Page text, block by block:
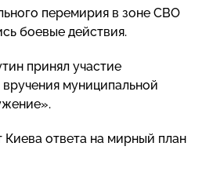
перемирия в зоне СВО
боевые действия.
принял участие
муниципальной
ответа на мирный план